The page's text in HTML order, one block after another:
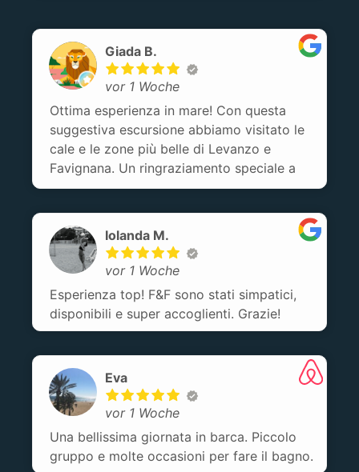
ad ogni evenienza. 5 stelle tutte e meritate.
Giada B.
vor 1 Woche
Ottima esperienza in mare! Con questa
suggestiva escursione abbiamo visitato le
cale e le zone più belle di Levanzo e
Favignana. Un ringraziamento speciale a
Pasquale il nostro capitano che ci ha fatto
simpatia in questa avventura! Un plauso
anche al cibo e al bere che è stato
abbondante e tipico! Tutto perfetto.
Iolanda M.
vor 1 Woche
Esperienza top! F&F sono stati simpatici,
disponibili e super accoglienti. Grazie!
Eva
vor 1 Woche
Una bellissima giornata in barca. Piccolo
gruppo e molte occasioni per fare il bagno.